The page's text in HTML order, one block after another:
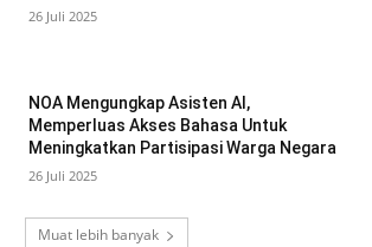
26 Juli 2025
NOA Mengungkap Asisten AI,
Memperluas Akses Bahasa Untuk
Meningkatkan Partisipasi Warga Negara
26 Juli 2025
Muat lebih banyak